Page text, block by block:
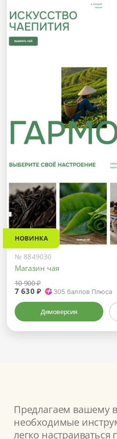
НОВИНКА
№ 8849030
Магазин чая
10 900 ₽
7 630 ₽ 305 баллов Плюса
Демоверсия
Предлагаем вашему
необходимые
легко